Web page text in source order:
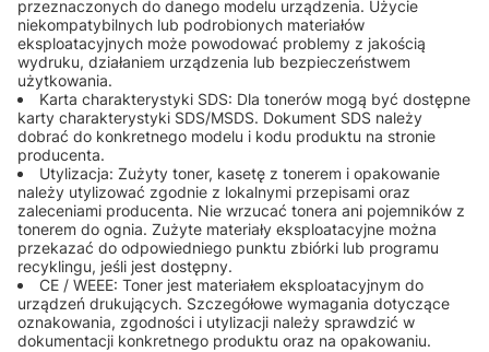
przeznaczonych do danego modelu urządzenia. Użycie
niekompatybilnych lub podrobionych materiałów
eksploatacyjnych może powodować problemy z jakością
wydruku, działaniem urządzenia lub bezpieczeństwem
użytkowania.
Karta charakterystyki SDS: Dla tonerów mogą być dostępne
karty charakterystyki SDS/MSDS. Dokument SDS należy
dobrać do konkretnego modelu i kodu produktu na stronie
producenta.
Utylizacja: Zużyty toner, kasetę z tonerem i opakowanie
należy utylizować zgodnie z lokalnymi przepisami oraz
zaleceniami producenta. Nie wrzucać tonera ani pojemników z
tonerem do ognia. Zużyte materiały eksploatacyjne można
przekazać do odpowiedniego punktu zbiórki lub programu
recyklingu, jeśli jest dostępny.
CE / WEEE: Toner jest materiałem eksploatacyjnym do
urządzeń drukujących. Szczegółowe wymagania dotyczące
oznakowania, zgodności i utylizacji należy sprawdzić w
dokumentacji konkretnego produktu oraz na opakowaniu.